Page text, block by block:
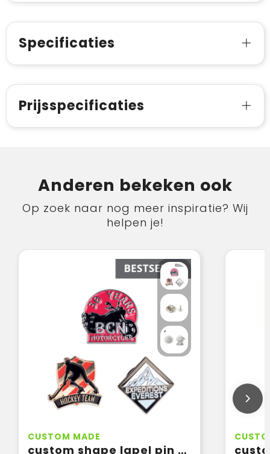
Specificaties
Prijsspecificaties
Anderen bekeken ook
Op zoek naar nog meer inspiratie? Wij
helpen je!
CUSTOM MADE
custom shape lapel pin with soft enamel